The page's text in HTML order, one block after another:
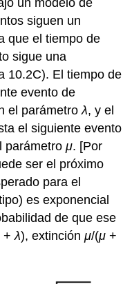
siguen un
que el tiempo de
sigue una
10.2C). El tiempo de
evento de
el parámetroλ, y el
el siguiente evento
parámetroμ. [Por
ser el próximo
para el
es exponencial
de que ese
+λ), extinciónμ/(μ +